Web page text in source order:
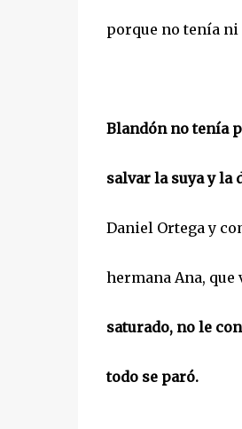
porque no tenía ni
Blandón no tenía
salvar la suya y la
Daniel Ortega y
hermana Ana,
saturado, no le
todo se paró.